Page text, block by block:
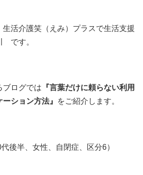
生活介護笑（えみ）プラスで生活支援
です。
ブログでは 『言葉だけに頼らない利用
ション方法』
をご紹介します。
後半、女性、自閉症、区分6）